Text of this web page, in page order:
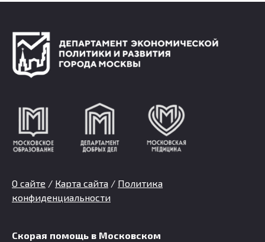
О сайте / Карта сайта / Политика
конфиденциальности
Скорая помощь в Московском